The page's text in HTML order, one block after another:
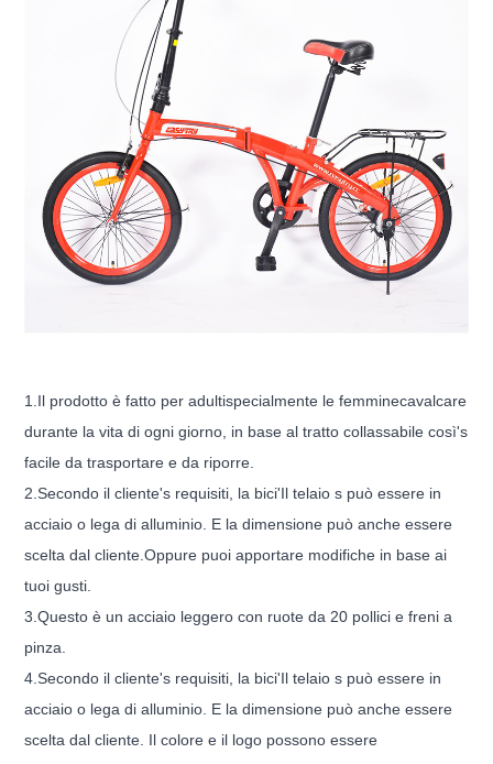
1. Il prodotto è fatto per adultispecialmente le femminecavalcare
durante la vita di ogni giorno, in base al tratto collassabile così's
facile da trasportare e da riporre.
2.Secondo il cliente's requisiti, la bici'Il telaio s può essere in
acciaio o lega di alluminio. E la dimensione può anche essere
scelta dal cliente.Oppure puoi apportare modifiche in base ai
tuoi gusti.
3.Questo è un acciaio leggero con ruote da 20 pollici e freni a
pinza.
4.Secondo il cliente's requisiti, la bici'Il telaio s può essere in
acciaio o lega di alluminio. E la dimensione può anche essere
scelta dal cliente. Il colore e il logo possono essere